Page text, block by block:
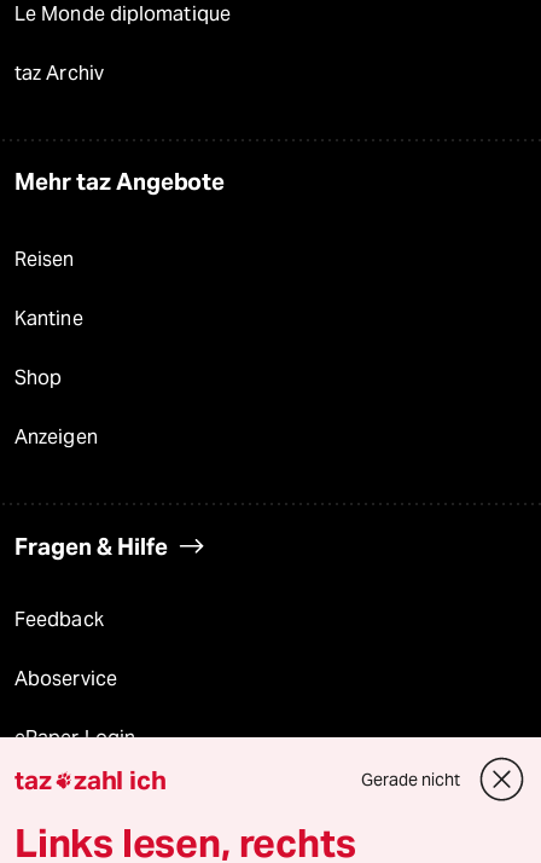
Le Monde diplomatique
taz Archiv
Mehr taz Angebote
Reisen
Kantine
Shop
Anzeigen
Fragen & Hilfe
Feedback
Aboservice
ePaper Login
Downloads für Abonnierende
taz zahl ich Gerade nicht
Links lesen, rechts